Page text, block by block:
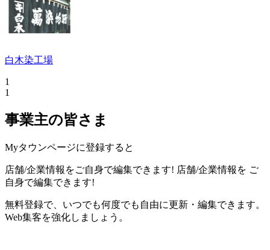
白木染工場
1
1
事業主の皆さま
Myタウンページに登録すると
店舗/企業情報をご自身で編集できます! 店舗/企業情報を ご
自身で編集できます!
無料登録で、いつでも何度でも自由に更新・編集できます。
Web集客を強化しましょう。